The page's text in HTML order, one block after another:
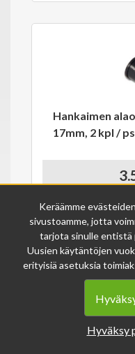
Hankaimen
17mm, 2 kpl /
25594
Keräämme
sivustoamme, jotta
tarjota sinulle entistä
Uusien käytäntöjen
erityisiä asetuksia
joissakin tapauksissa
vaikka olisit
käytetään ainoastaan
Voit muuttaa
Hyväksy